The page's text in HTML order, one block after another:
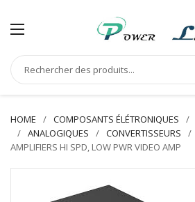
HOME COMPOSANTS ÉLÉTRONIQUES
ANALOGIQUES
CONVERTISSEURS
AMPLIFIERS HI SPD, LOW PWR VIDEO AMP